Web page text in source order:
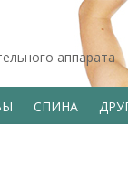
аппарата
СПИНА